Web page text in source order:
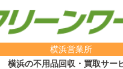
横浜営業所
横浜の不用品回収・買取サー